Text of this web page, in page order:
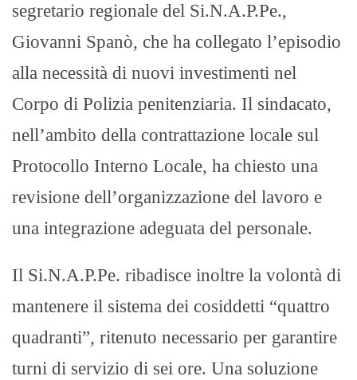
segretario regionale del Si.N.A.P.Pe.,
Giovanni Spanò, che ha collegato l’episodio
alla necessità di nuovi investimenti nel
Corpo di Polizia penitenziaria. Il sindacato,
nell’ambito della contrattazione locale sul
Protocollo Interno Locale, ha chiesto una
revisione dell’organizzazione del lavoro e
una integrazione adeguata del personale.
Il Si.N.A.P.Pe. ribadisce inoltre la volontà di
mantenere il sistema dei cosiddetti “quattro
quadranti”, ritenuto necessario per garantire
turni di servizio di sei ore. Una soluzione